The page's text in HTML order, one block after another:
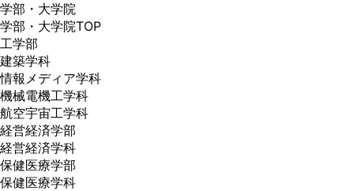
学部・大学院
学部・大学院TOP
工学部
建築学科
情報メディア学科
機械電機工学科
航空宇宙工学科
経営経済学部
経営経済学科
保健医療学部
保健医療学科